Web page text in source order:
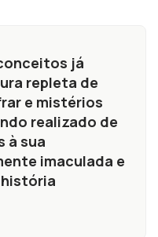
já
repleta de
e mistérios
realizado de
à sua
imaculada e
história